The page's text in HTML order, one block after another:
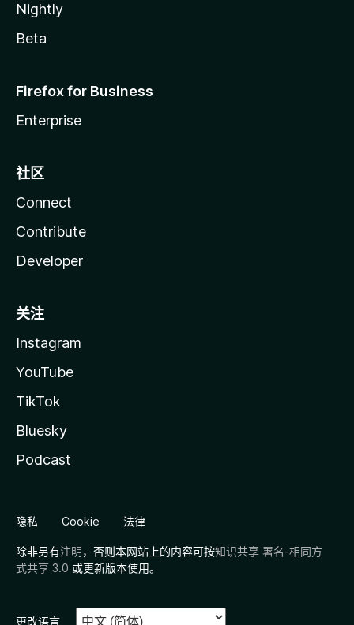
Nightly
Beta
Firefox for Business
Enterprise
社区
Connect
Contribute
Developer
关注
Instagram
YouTube
TikTok
Bluesky
Podcast
隐私 Cookie 法律
除非另有注明，否则本网站上的内容可按知识共享 署名-相同方
式共享 3.0 或更新版本使用。
更改语言